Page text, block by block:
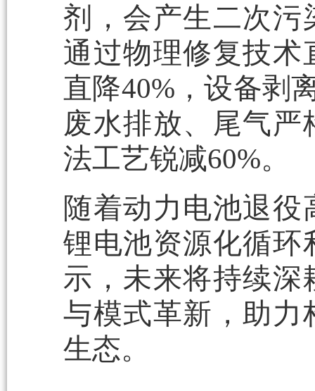
剂，会产生二次污
通过物理修复技术
直降40%，设备剥
废水排放、尾气
法工艺锐减60%。
随着动力电池退
锂电池资源化循环
示，未来将持续深
与模式革新，助力
生态。